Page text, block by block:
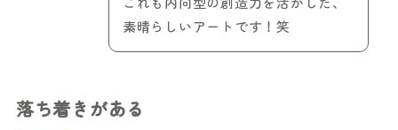
素晴らしいアートです！笑
落ち着きがある